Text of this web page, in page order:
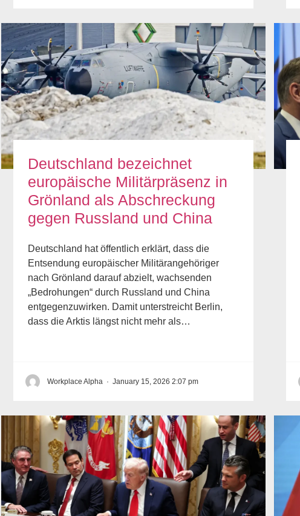
Deutschland bezeichnet
europäische Militärpräsenz in
Grönland als Abschreckung
gegen Russland und China
Deutschland hat öffentlich erklärt, dass die
Entsendung europäischer Militärangehöriger
nach Grönland darauf abzielt, wachsenden
„Bedrohungen“ durch Russland und China
entgegenzuwirken. Damit unterstreicht Berlin,
dass die Arktis längst nicht mehr als…
Workplace Alpha · January 15, 2026 2:07 pm